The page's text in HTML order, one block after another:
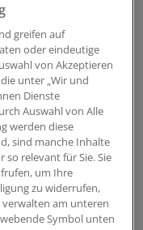
Es solle aber
für die Zeit ab
den Einsatz
sowie
bei Kultur- und
für den Erfolg
0
greifen auf
oder eindeutige
von Akzeptieren
unter „Wir und
Dienste
Auswahl von Alle
werden diese
sind manche Inhalte
so relevant für Sie. Sie
um Ihre
zu widerrufen,
am unteren
Symbol unten